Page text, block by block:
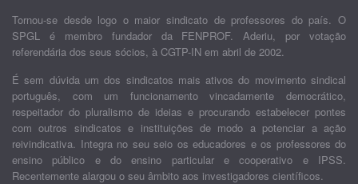
Tornou-se desde logo o maior sindicato de professores do país. O
SPGL é membro fundador da FENPROF. Aderiu, por votação
referendária dos seus sócios, à CGTP-IN em abril de 2002.
É sem dúvida um dos sindicatos mais ativos do movimento sindical
português, com um funcionamento vincadamente democrático,
respeitador do pluralismo de ideias e procurando estabelecer pontes
com outros sindicatos e instituições de modo a potenciar a ação
reivindicativa. Integra no seu seio os educadores e os professores do
ensino público e do ensino particular e cooperativo e IPSS.
Recentemente alargou o seu âmbito aos investigadores científicos.